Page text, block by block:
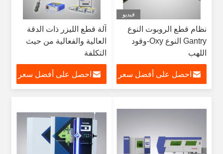
فيديو
نظام قطع الروبوت النوع
Gantry النوع Oxy-وقود
اللهب
احصل على أفضل سعر
آلة قطع الليزر ذات الدقة
العالية والفعالية من حيث
التكلفة
احصل على أفضل سعر